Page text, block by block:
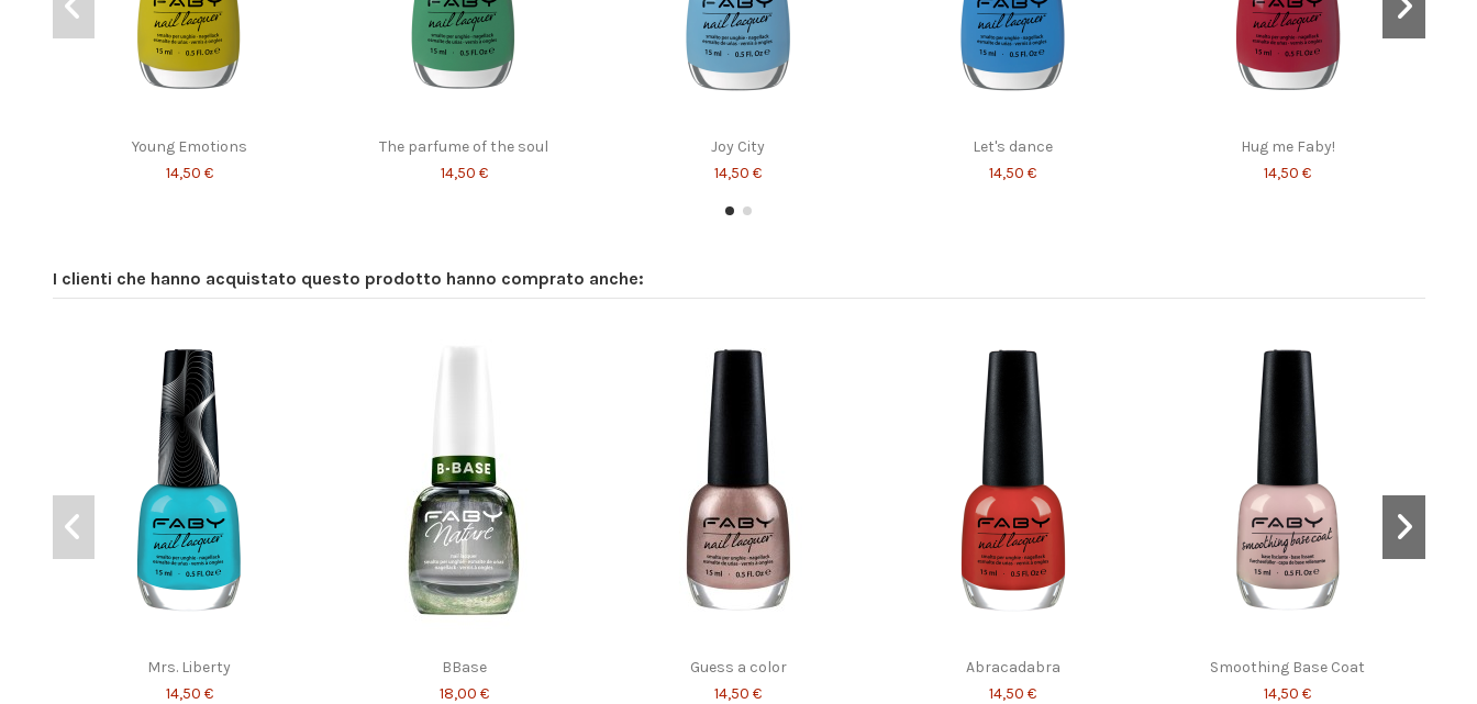
Young Emotions
14,50 €
The parfume of the soul
14,50 €
Joy City
14,50 €
Let's dance
14,50 €
Hug me Faby!
14,50 €
Imagine
14,50 €
Irony
14,50 €
I clienti che hanno acquistato questo prodotto hanno comprato anche:
Mrs. Liberty
14,50 €
BBase
18,00 €
Guess a color
14,50 €
Abracadabra
14,50 €
Smoothing Base Coat
14,50 €